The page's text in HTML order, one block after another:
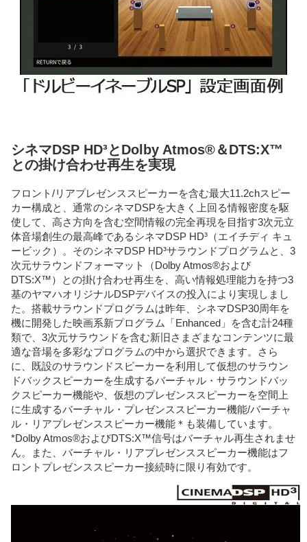
シネマDSP HD³とDolby Atmos®＆DTS:X™
との掛け合わせ再生を実現
フロント/リアプレゼンススピーカーを含む最大11.2chスピー
カー構成と、通常のシネマDSPを大きく上回る情報密度を駆
使して、高さ方向を含む空間情報の完全再現を目指す3次元立
体音場創生の最高峰であるシネマDSP HD³（エイチディ キュ
ービック）。そのシネマDSP HD³サラウンドプログラムと、3
次元サラウンドフォーマット（Dolby Atmos®および
DTS:X™）との掛け合わせ再生を、高い情報処理能力を持つ3
基のヤマハオリジナルDSPデバイスの投入により実現しまし
た。搭載サラウンドプログラムは昨年、シネマDSP30周年を
機に開発した映画系新プログラム「Enhanced」を含む計24種
類で、3次元サラウンドを含む新旧さまざまなコンテンツに最
適な音場を多彩なプログラムの中から選択できます。さら
に、既設のサラウンドスピーカーを利用して仮想のサラウン
ドバックスピーカーを生成するバーチャル・サラウンドバッ
クスピーカー機能や、仮想のプレゼンススピーカーを空間上
に生成するバーチャル・プレゼンススピーカー機能/バーチャ
ル・リアプレゼンススピーカー機能＊も装備しています。
*Dolby Atmos®およびDTS:X™信号はバーチャル再生されませ
ん。また、バーチャル・リアプレゼンススピーカー機能はフ
ロントプレゼンススピーカー接続時に限り有効です。